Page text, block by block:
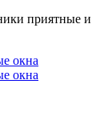
приятные и